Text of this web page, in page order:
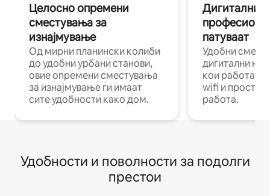
Целосно опремени
сместувања за
изнајмување
Од мирни планински колиби
до удобни урбани станови,
овие опремени сместувања
за изнајмување ги имаат
сите удобности како дом.
Дигитални
патуваат
Удобни
дигитални
кои работат
wifi и
работа.
Удобности и поволности за подолги
престои